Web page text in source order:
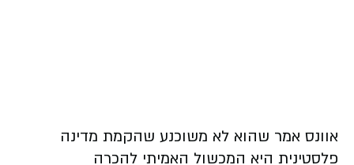
אוונס אמר שהוא לא משוכנע שהקמת מדינה
פלסטינית היא המכשול האמיתי להכרה